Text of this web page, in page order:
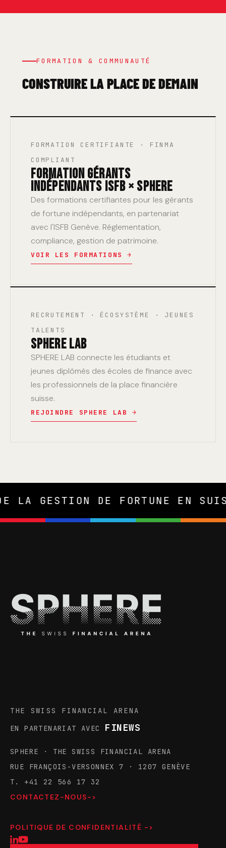
FORMATION & COMMUNAUTÉ
CONSTRUIRE LA PLACE DE DEMAIN
FORMATION CERTIFIANTE · FINMA
COMPLIANT
FORMATION GÉRANTS
INDÉPENDANTS ISFB × SPHERE
Des formations certifiantes pour les gérants
de fortune indépendants, en partenariat
avec l'ISFB Genève. Réglementation,
compliance, gestion de patrimoine.
VOIR LES FORMATIONS →
RECRUTEMENT · ÉCOSYSTÈME · JEUNES
TALENTS
SPHERE LAB
SPHERE LAB connecte les étudiants et
jeunes diplômés des écoles de finance avec
les professionnels de la place financière
suisse.
REJOINDRE SPHERE LAB →
DE FORTUNE EN SUISSE • UNE
THE SWISS FINANCIAL ARENA
EN PARTENARIAT AVEC FINEWS
SPHERE · THE SWISS FINANCIAL ARENA
RUE FRANÇOIS-VERSONNEX 7 · 1207 GENÈVE
T. +41 22 566 17 32
CONTACTEZ-NOUS->
POLITIQUE DE CONFIDENTIALITÉ ->